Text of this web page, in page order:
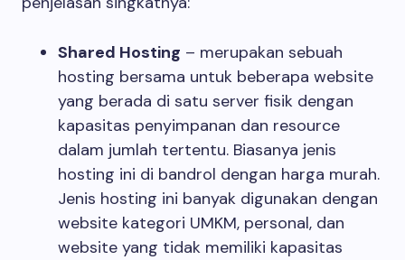
Shared Hosting – merupakan sebuah
hosting bersama untuk beberapa website
yang berada di satu server fisik dengan
kapasitas penyimpanan dan resource
dalam jumlah tertentu. Biasanya jenis
hosting ini di bandrol dengan harga murah.
Jenis hosting ini banyak digunakan dengan
website kategori UMKM, personal, dan
website yang tidak memiliki kapasitas